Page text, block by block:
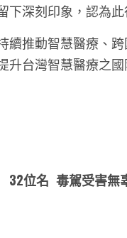
深刻印象，認為
續推動智慧醫療、
升台灣智慧醫療之國
32位名 毒駕受害無